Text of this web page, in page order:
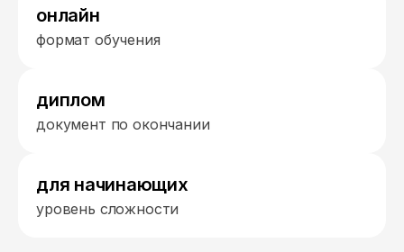
онлайн
формат обучения
диплом
документ по окончании
для начинающих
уровень сложности